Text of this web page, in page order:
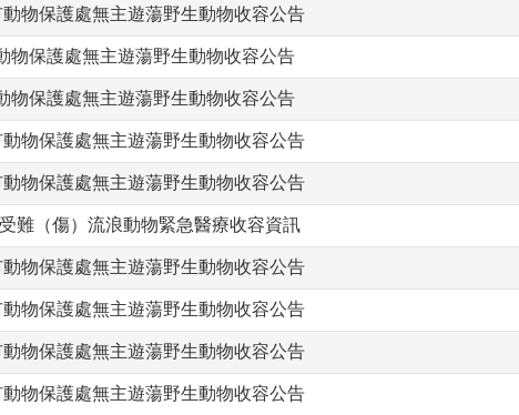
物保護處無主遊蕩野生動物收容公告
物保護處無主遊蕩野生動物收容公告
物保護處無主遊蕩野生動物收容公告
物保護處無主遊蕩野生動物收容公告
物保護處無主遊蕩野生動物收容公告
難（傷）流浪動物緊急醫療收容資訊
物保護處無主遊蕩野生動物收容公告
物保護處無主遊蕩野生動物收容公告
物保護處無主遊蕩野生動物收容公告
物保護處無主遊蕩野生動物收容公告